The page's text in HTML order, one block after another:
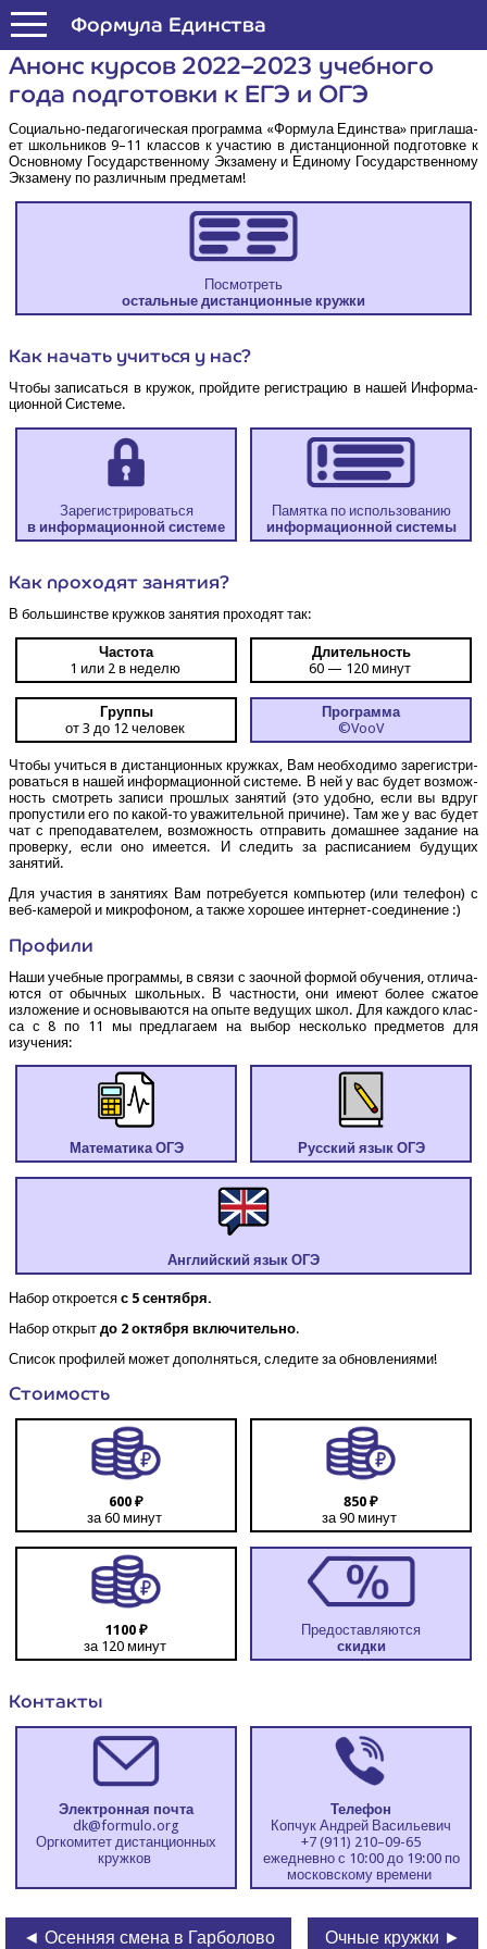
Формула Единства
Анонс кур­сов 2022–2023 учеб­но­го
года под­го­тов­ки к ЕГЭ и ОГЭ
Соци­аль­но-педа­го­ги­че­ская про­грам­ма «Фор­му­ла Един­ства» при­гла­ша­
ет школь­ни­ков 9–11 клас­сов к уча­стию в дистан­ци­он­ной под­го­тов­ке к
Основ­но­му Госу­дар­ствен­но­му Экза­ме­ну и Еди­но­му Госу­дар­ствен­но­му
Экза­ме­ну по раз­лич­ным предметам!
Посмотреть
осталь­ные дистан­ци­он­ные кружки
Как начать учить­ся у нас?
Что­бы запи­сать­ся в кру­жок, прой­ди­те реги­стра­цию в нашей Инфор­ма­
ци­он­ной Системе.
Зарегистрироваться
в инфор­ма­ци­он­ной системе
Памят­ка по использованию
инфор­ма­ци­он­ной системы
Как про­хо­дят занятия?
В боль­шин­стве круж­ков заня­тия про­хо­дят так:
Часто­та
1 или 2 в неделю
Дли­тель­ность
60 — 120 минут
Груп­пы
от 3 до 12 человек
Про­грам­ма
©VooV
Что­бы учить­ся в дистан­ци­он­ных круж­ках, Вам необ­хо­ди­мо заре­ги­стри­
ро­вать­ся в нашей инфор­ма­ци­он­ной систе­ме. В ней у вас будет воз­мож­
ность смот­реть запи­си про­шлых заня­тий (это удоб­но, если вы вдруг
про­пу­сти­ли его по какой-то ува­жи­тель­ной при­чине). Там же у вас будет
чат с пре­по­да­ва­те­лем, воз­мож­ность отпра­вить домаш­нее зада­ние на
про­вер­ку, если оно име­ет­ся. И сле­дить за рас­пи­са­ни­ем буду­щих
занятий.
Для уча­стия в заня­ти­ях Вам потре­бу­ет­ся ком­пью­тер (или теле­фон) с
веб-каме­рой и мик­ро­фо­ном, а так­же хоро­шее интернет-соединение :)
Про­фи­ли
Наши учеб­ные про­грам­мы, в свя­зи с заоч­ной фор­мой обу­че­ния, отли­ча­
ют­ся от обыч­ных школь­ных. В част­но­сти, они име­ют более сжа­тое
изло­же­ние и осно­вы­ва­ют­ся на опы­те веду­щих школ. Для каж­до­го клас­
са с 8 по 11 мы пред­ла­га­ем на выбор несколь­ко пред­ме­тов для
изучения:
Мате­ма­ти­ка ОГЭ Рус­ский язык ОГЭ
Англий­ский язык ОГЭ
Набор откро­ет­ся с 5 сентября.
Набор открыт до 2 октяб­ря вклю­чи­тель­но.
Спи­сок про­фи­лей может допол­нять­ся, сле­ди­те за обновлениями!
Сто­и­мость
600 ₽
за 60 минут
850 ₽
за 90 минут
1100 ₽
за 120 минут
Предоставляются
скид­ки
Кон­так­ты
Элек­трон­ная почта
dk@​formulo.​org
Орг­ко­ми­тет дистан­ци­он­ных
кружков
Теле­фон
Коп­чук Андрей Васильевич
+7 (911) 210–09-65
еже­днев­но с 10:00 до 19:00 по
мос­ков­ско­му времени
Очные кружки ►
◄ Осенняя смена в Гарболово